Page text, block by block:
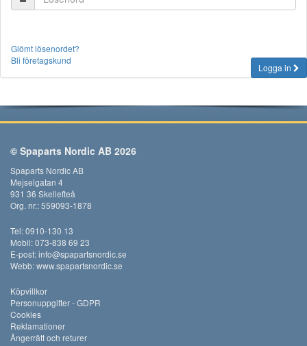
Glömt lösenordet?
Bli företagskund
Logga in
© Spaparts Nordic AB 2026
Spaparts Nordic AB
Mejselgatan 4
931 36 Skellefteå
Org. nr.: 559093-1878
Tel: 0910-130 13
Mobil: 073-838 69 23
E-post:info@spapartsnordic.se
Webb:www.spapartsnordic.se
Köpvillkor
Personuppgifter - GDPR
Cookies
Reklamationer
Ångerrätt och returer